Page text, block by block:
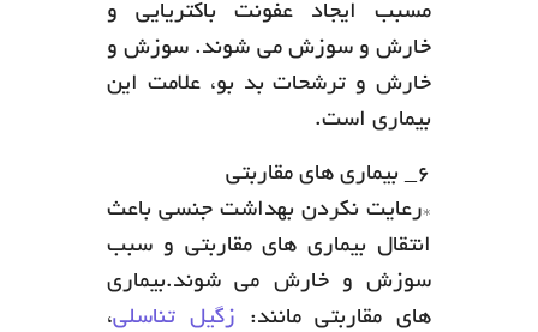
مسبب ایجاد عفونت باکتریایی و
خارش و سوزش می شوند. سوزش و
خارش و ترشحات بد بو، علامت این
بیماری است.
۶_ بیماری های مقاربتی
*رعایت نکردن بهداشت جنسی باعث
انتقال بیماری های مقاربتی و سبب
سوزش و خارش می شوند.بیماری
های مقاربتی مانند: زگیل تناسلی،